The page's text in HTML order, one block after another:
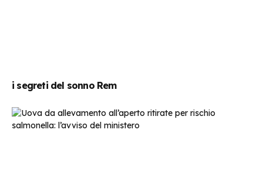
i segreti del sonno Rem